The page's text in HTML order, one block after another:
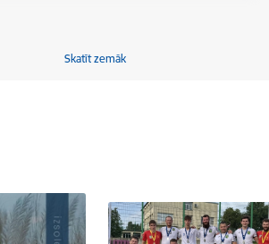
Skatīt zemāk